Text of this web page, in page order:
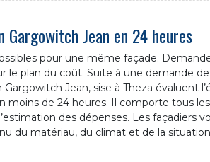
Jean en 24 heures
pour une même façade.
le plan du coût. Suite à une demande de
Jean, sise à Theza évaluent
moins de 24 heures. Il comporte tous
des dépenses. Les façadiers
du matériau, du climat et de la